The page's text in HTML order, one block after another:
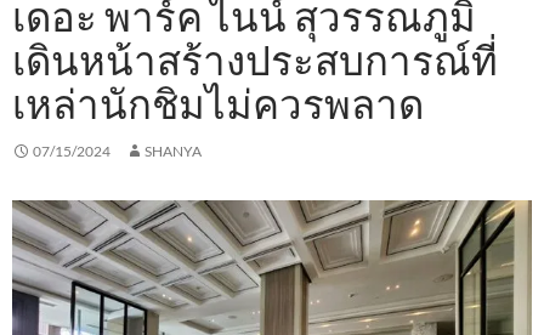
เดอะ พาร์ค ไนน์ สุวรรณภูมิ
เดินหน้าสร้างประสบการณ์ที่
เหล่านักชิมไม่ควรพลาด
07/15/2024 SHANYA